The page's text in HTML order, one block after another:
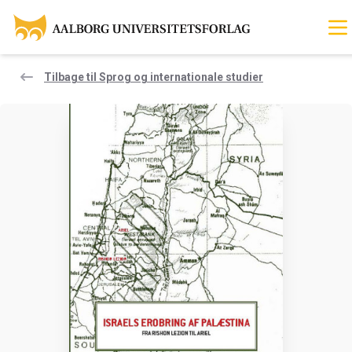
Tilbage til Sprog og internationale studier